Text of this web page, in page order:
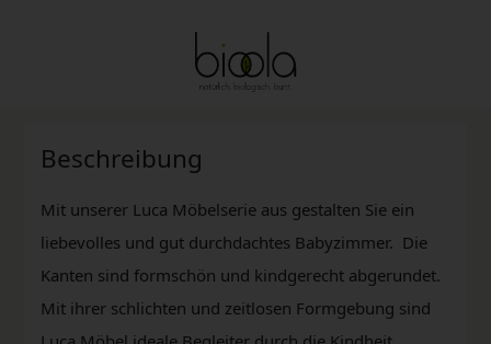
Beschreibung
Mit unserer Luca Möbelserie aus gestalten Sie ein
liebevolles und gut durchdachtes Babyzimmer. Die
Kanten sind formschön und kindgerecht abgerundet.
Mit ihrer schlichten und zeitlosen Formgebung sind